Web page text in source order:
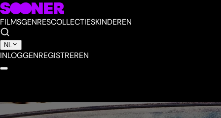
FILMSGENRESCOLLECTIESKINDEREN
NL
INLOGGENREGISTREREN